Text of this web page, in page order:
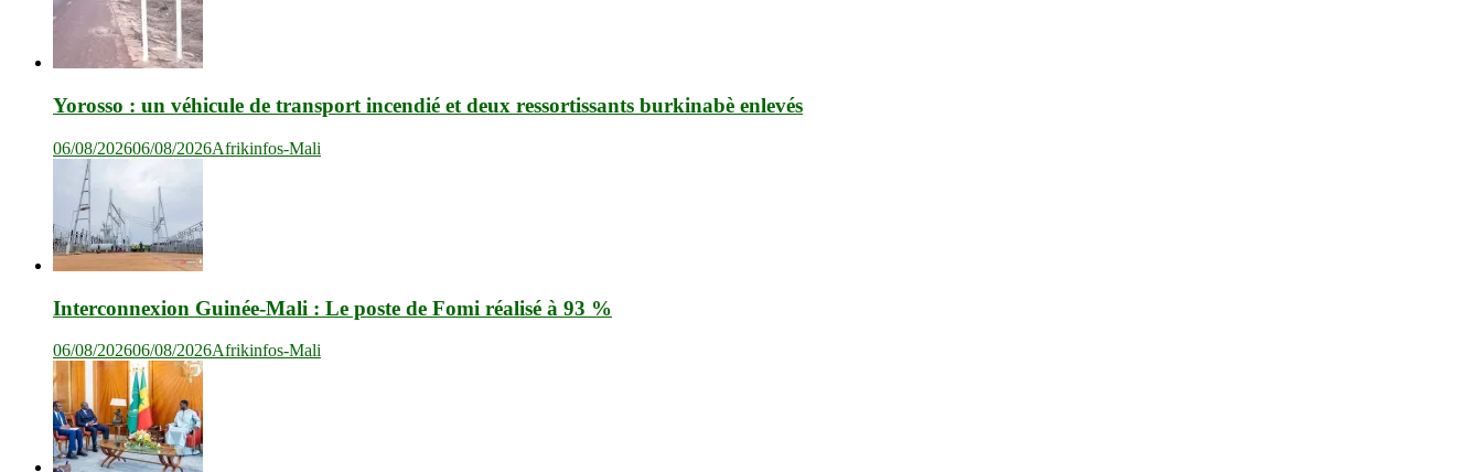
Yorosso : un véhicule de transport incendié et deux ressortissants burkinabè enlevés
06/08/202606/08/2026Afrikinfos-Mali
Interconnexion Guinée-Mali : Le poste de Fomi réalisé à 93 %
06/08/202606/08/2026Afrikinfos-Mali